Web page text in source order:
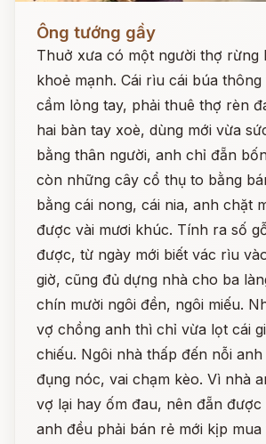
Đọc ngay
Ông tướng gầy
Thuở xưa có một người thợ rừng
khoẻ mạnh. Cái rìu cái búa
cầm lỏng tay, phải thuê thợ rèn
hai bàn tay xoè, dùng mới vừa
bằng thân người, anh chỉ đẵn
còn những cây cổ thụ to bằng
bằng cái nong, cái nia, anh chặt
được vài mươi khúc. Tính ra số
được, từ ngày mới biết vác rìu
giờ, cũng đủ dựng nhà cho ba
chín mười ngôi đền, ngôi miếu.
vợ chồng anh thì chỉ vừa lọt cái
chiếu. Ngôi nhà thấp đến nỗi
đụng nóc, vai chạm kèo. Vì nhà
vợ lại hay ốm đau, nên đẵn được
anh đều phải bán rẻ mới kịp